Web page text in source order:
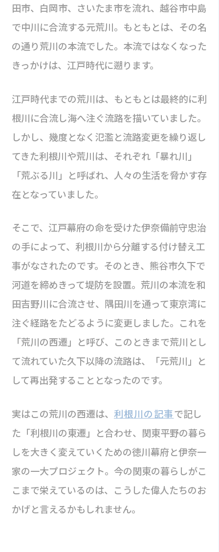
田市、白岡市、さいたま市を流れ、越谷市中島
で中川に合流する元荒川。もともとは、その名
の通り荒川の本流でした。本流ではなくなった
きっかけは、江戸時代に遡ります。
江戸時代までの荒川は、もともとは最終的に利
根川に合流し海へ注ぐ流路を描いていました。
しかし、幾度となく氾濫と流路変更を繰り返し
てきた利根川や荒川は、それぞれ「暴れ川」
「荒ぶる川」と呼ばれ、人々の生活を脅かす存
在となっていました。
そこで、江戸幕府の命を受けた伊奈備前守忠治
の手によって、利根川から分離する付け替え工
事がなされたのです。そのとき、熊谷市久下で
河道を締めきって堤防を設置。荒川の本流を和
田吉野川に合流させ、隅田川を通って東京湾に
注ぐ経路をたどるように変更しました。これを
「荒川の西遷」と呼び、このときまで荒川とし
て流れていた久下以降の流路は、「元荒川」と
して再出発することとなったのです。
実はこの荒川の西遷は、 利根川の記事で記し
た「利根川の東遷」と合わせ、関東平野の暮ら
しを大きく変えていくための徳川幕府と伊奈一
家の一大プロジェクト。今の関東の暮らしがこ
こまで栄えているのは、こうした偉人たちのお
かげと言えるかもしれません。